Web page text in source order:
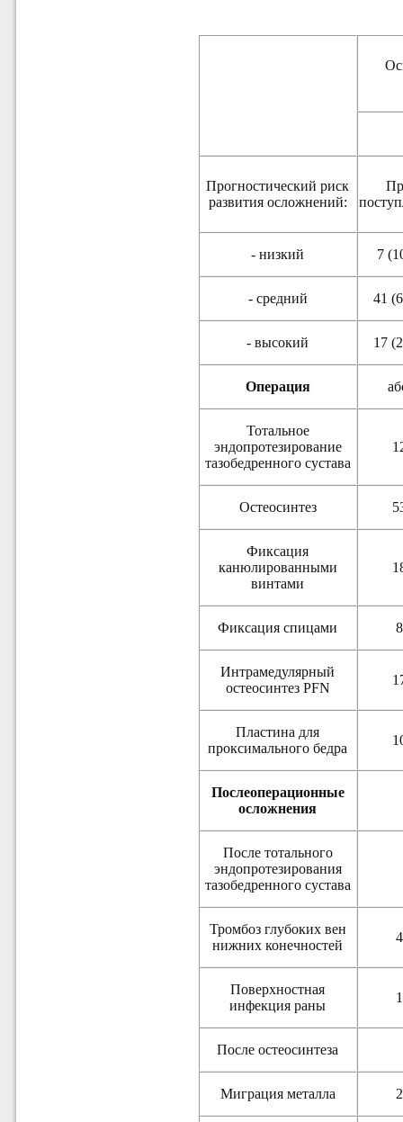
Прогностический риск
развития осложнений:
- низкий 7
- средний 41
- высокий 17
Операция
Тотальное
эндопротезирование
тазобедренного сустава
Остеосинтез
Фиксация
канюлированными
винтами
Фиксация спицами 8
Интрамедулярный
остеосинтез PFN
Пластина для
проксимального бедра
Послеоперационные
осложнения
После тотального
эндопротезирования
тазобедренного сустава
Тромбоз глубоких вен
нижних конечностей
4
Поверхностная
инфекция раны
1
После остеосинтеза
Миграция металла 2